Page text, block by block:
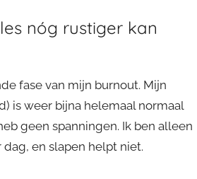
nóg rustiger kan
fase van mijn burnout. Mijn
is weer bijna helemaal normaal
geen spanningen. Ik ben alleen
en slapen helpt niet.